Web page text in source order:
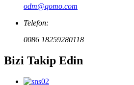
odm@qomo.com
Telefon:
0086 18259280118
Bizi Takip Edin